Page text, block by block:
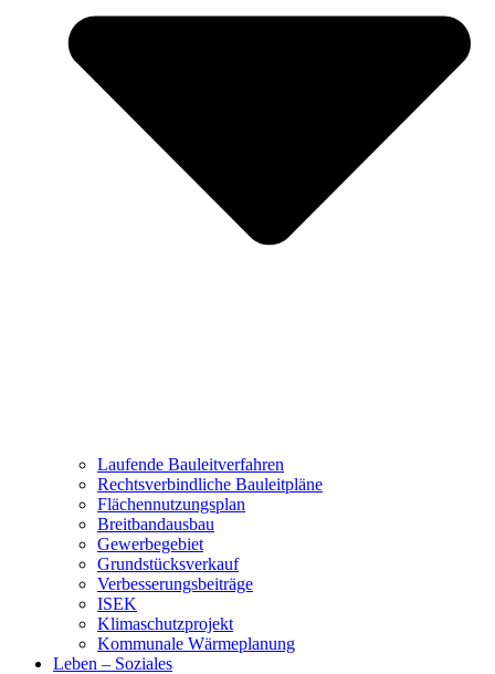
Laufende Bauleitverfahren
Rechtsverbindliche Bauleitpläne
Flächennutzungsplan
Breitbandausbau
Gewerbegebiet
Grundstücksverkauf
Verbesserungsbeiträge
ISEK
Klimaschutzprojekt
Kommunale Wärmeplanung
Leben – Soziales